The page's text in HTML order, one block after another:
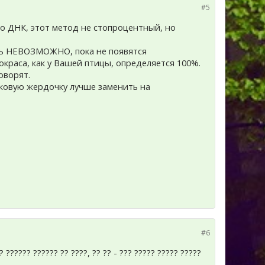
#5
ДНК, этот метод не стопроцентный, но
НЕВОЗМОЖНО, пока не появятся
как у Вашей птицы, определяется 100%.
жердочку лучше заменить на
#6
?????? ?????? ?? ????, ?? ?? - ??? ????? ????? ?????